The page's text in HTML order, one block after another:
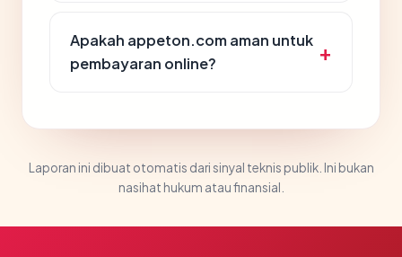
Apakah appeton.com aman untuk
pembayaran online?
Laporan ini dibuat otomatis dari sinyal teknis publik. Ini bukan
nasihat hukum atau finansial.